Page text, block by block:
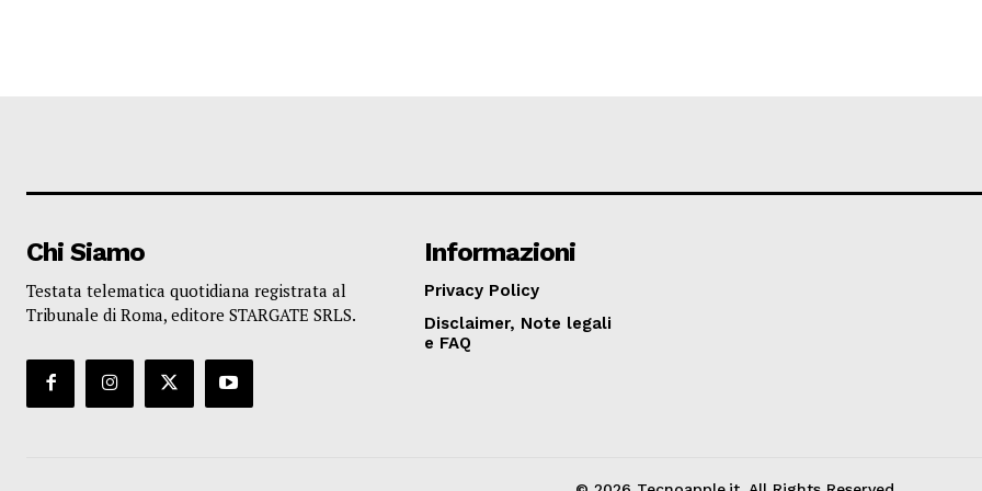
Chi Siamo
Testata telematica quotidiana registrata al
Tribunale di Roma, editore STARGATE SRLS.
Informazioni
Privacy Policy
Disclaimer, Note legali
e FAQ